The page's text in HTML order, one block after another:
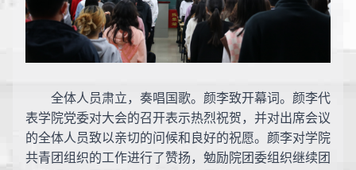
全体人员肃立，奏唱国歌。颜李致开幕词。颜李代
表学院党委对大会的召开表示热烈祝贺，并对出席会议
的全体人员致以亲切的问候和良好的祝愿。颜李对学院
共青团组织的工作进行了赞扬，勉励院团委组织继续团